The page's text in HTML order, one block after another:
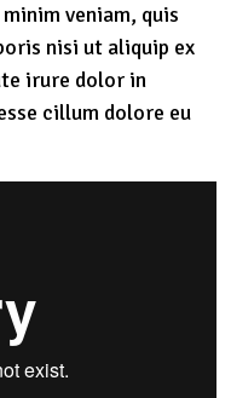
veniam, quis
nisi ut aliquip ex
irure dolor in
cillum dolore eu